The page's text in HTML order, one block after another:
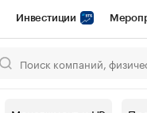
Инвестиции